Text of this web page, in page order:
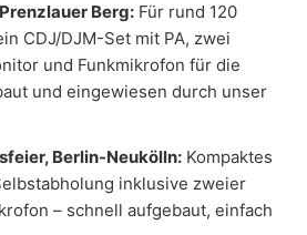
Berg: Für rund 120
CDJ/DJM-Set mit PA, zwei
und Funkmikrofon für die
und eingewiesen durch unser
Berlin-Neukölln: Kompaktes
inklusive zweier
– schnell aufgebaut, einfach